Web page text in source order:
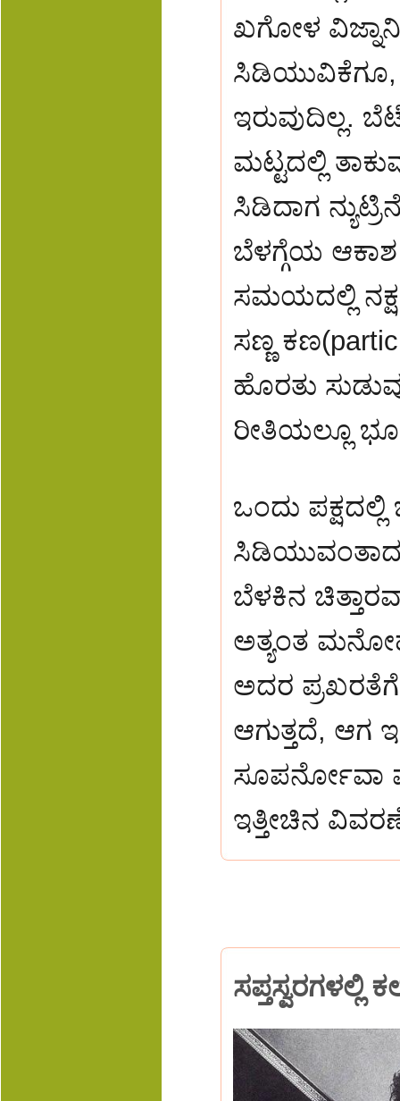
ಖಗೋಳ
ಸಿಡಿಯುವಿಕೆಗೂ,
ಇರುವುದಿಲ್ಲ.
ಮಟ್ಟದಲ್ಲಿ
ಸಿಡಿದಾಗ
ಬೆಳಗ್ಗೆಯ
ಸಮಯದಲ್ಲಿ
ಸಣ್ಣ
ಹೊರತು
ರೀತಿಯಲ್ಲೂ
ಒಂದು
ಬೆಳಕಿನ
ಅತ್ಯಂತ
ಅದರ
ಆಗುತ್ತದೆ, ಆಗ
ಸೂಪರ್ನೋವಾ
ಇತ್ತೀಚಿನ